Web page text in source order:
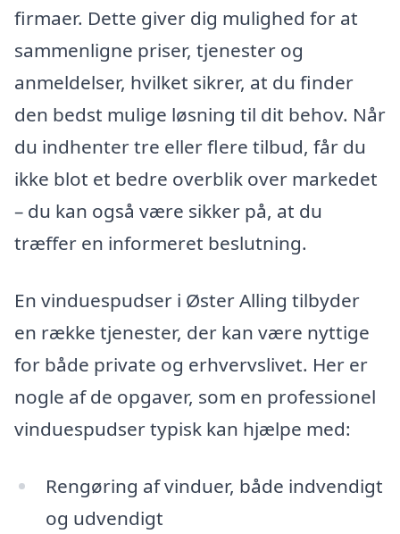
firmaer. Dette giver dig mulighed for at
sammenligne priser, tjenester og
anmeldelser, hvilket sikrer, at du finder
den bedst mulige løsning til dit behov. Når
du indhenter tre eller flere tilbud, får du
ikke blot et bedre overblik over markedet
– du kan også være sikker på, at du
træffer en informeret beslutning.
En vinduespudser i Øster Alling tilbyder
en række tjenester, der kan være nyttige
for både private og erhvervslivet. Her er
nogle af de opgaver, som en professionel
vinduespudser typisk kan hjælpe med:
Rengøring af vinduer, både indvendigt
og udvendigt